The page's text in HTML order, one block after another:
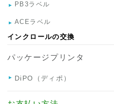
PB3ラベル
ACEラベル
インクロールの交換
パッケージプリンタ
DiPO（ディポ）